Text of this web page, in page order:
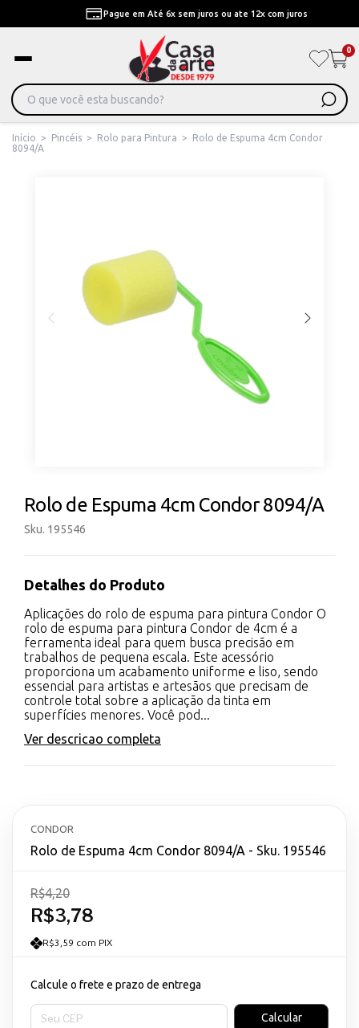
Pague em Até 6x sem juros ou ate 12x com juros
0
Início > Pincéis > Rolo para Pintura >
Rolo de Espuma 4cm Condor
8094/A
Rolo de Espuma 4cm Condor 8094/A
Sku. 195546
Detalhes do Produto
Aplicações do rolo de espuma para pintura Condor O
rolo de espuma para pintura Condor de 4cm é a
ferramenta ideal para quem busca precisão em
trabalhos de pequena escala. Este acessório
proporciona um acabamento uniforme e liso, sendo
essencial para artistas e artesãos que precisam de
controle total sobre a aplicação da tinta em
superfícies menores. Você pod...
Ver descricao completa
CONDOR
Rolo de Espuma 4cm Condor 8094/A - Sku. 195546
R$3,78
R$4,20
R$3,59 com PIX
Calcule o frete e prazo de entrega
Entregas para o CEP:
Calcular